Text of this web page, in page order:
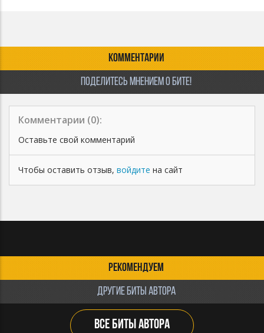
КОММЕНТАРИИ
ПОДЕЛИТЕСЬ МНЕНИЕМ О БИТЕ!
Комментарии (0):
Оставьте свой комментарий
Чтобы оставить отзыв, войдите на сайт
РЕКОМЕНДУЕМ
ДРУГИЕ БИТЫ АВТОРА
ВСЕ БИТЫ АВТОРА